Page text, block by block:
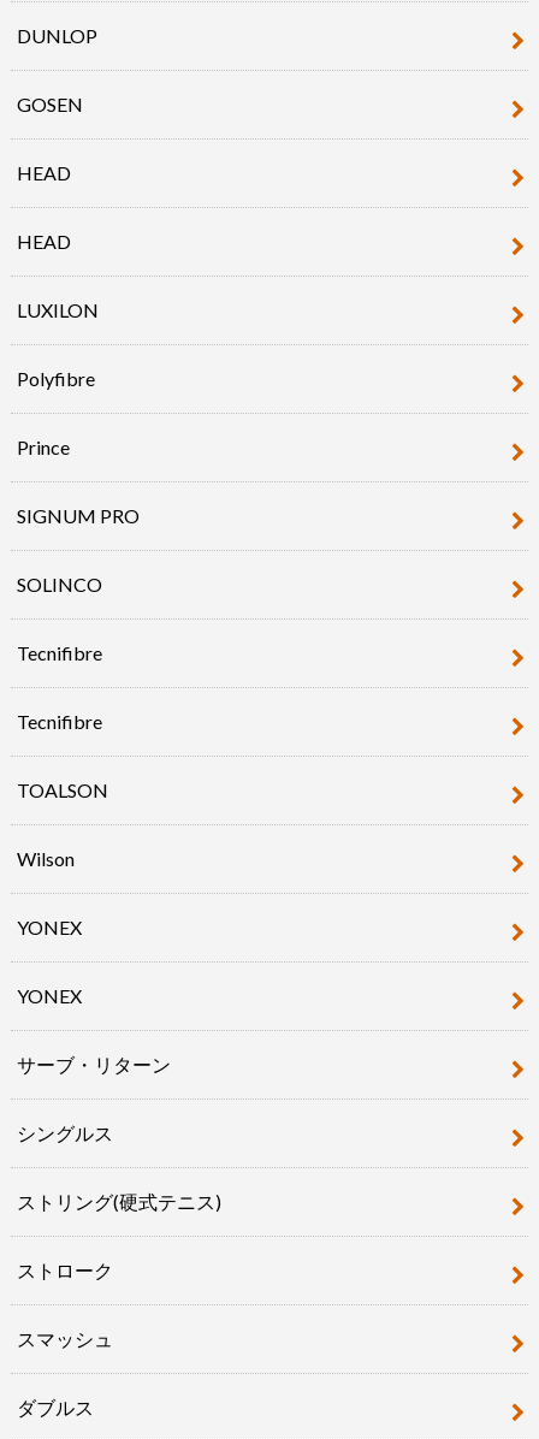
DUNLOP
GOSEN
HEAD
HEAD
LUXILON
Polyfibre
Prince
SIGNUM PRO
SOLINCO
Tecnifibre
Tecnifibre
TOALSON
Wilson
YONEX
YONEX
サーブ・リターン
シングルス
ストリング(硬式テニス)
ストローク
スマッシュ
ダブルス